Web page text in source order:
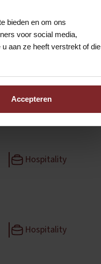
bieden en om ons
voor social media,
aan ze heeft verstrekt of die
Accepteren
Mobiliteit
Hospitality
Hospitality